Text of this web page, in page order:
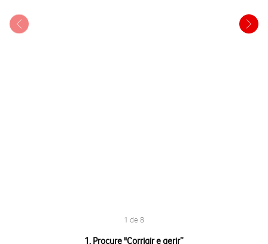
1 de 8
1. Procure "Corrigir e gerir”